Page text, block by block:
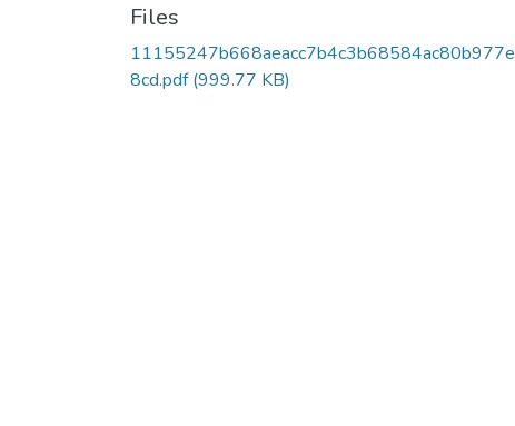
Files
11155247b668aeacc7b4c3b68584ac80b977e
8cd.pdf(999.77 KB)